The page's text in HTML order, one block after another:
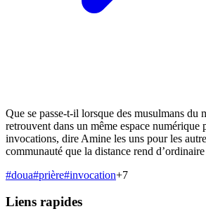
Que se passe-t-il lorsque des musulmans du
retrouvent dans un même espace numérique
invocations, dire Amine les uns pour les
communauté que la distance rend
#doua#prière#invocation+7
Liens rapides